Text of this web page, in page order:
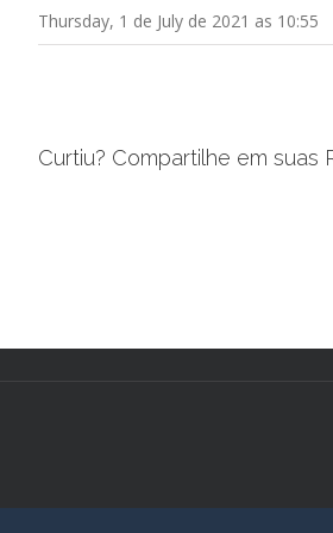
Thursday, 1 de July de 2021 as 10:55
Curtiu? Compartilhe em suas